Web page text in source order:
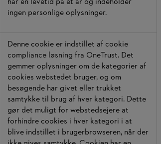
har en levetid på et år og indeholder
ingen personlige oplysninger.
Denne cookie er indstillet af cookie
compliance løsning fra OneTrust. Det
gemmer oplysninger om de kategorier af
cookies webstedet bruger, og om
besøgende har givet eller trukket
samtykke til brug af hver kategori. Dette
gør det muligt for webstedsejere at
forhindre cookies i hver kategori i at
blive indstillet i brugerbrowseren, når der